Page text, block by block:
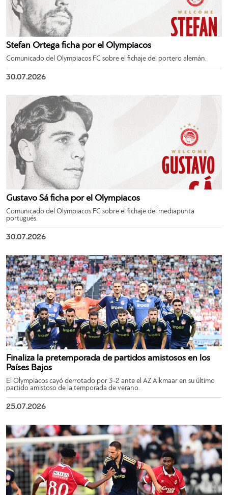
Stefan Ortega ficha por el Olympiacos
Comunicado del Olympiacos FC sobre el fichaje del portero alemán.
30.07.2026
Gustavo Sá ficha por el Olympiacos
Comunicado del Olympiacos FC sobre el fichaje del mediapunta
portugués.
30.07.2026
Finaliza la pretemporada de partidos amistosos en los
Países Bajos
El Olympiacos cayó derrotado por 3-2 ante el AZ Alkmaar en su último
partido amistoso de la temporada de verano.
25.07.2026